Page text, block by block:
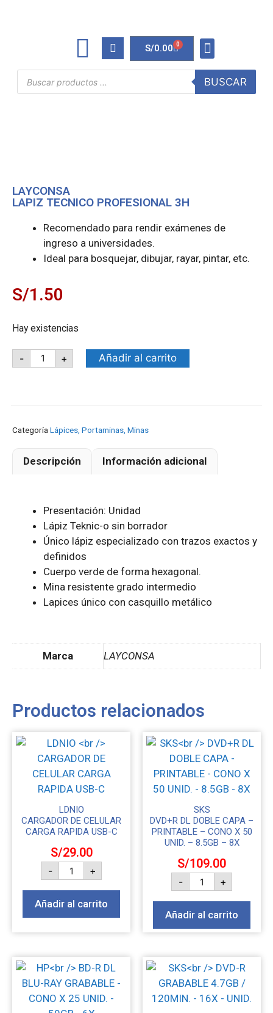
S/0.00 0
BUSCAR
LAYCONSA
LAPIZ TECNICO PROFESIONAL 3H
Recomendado para rendir exámenes de
ingreso a universidades.
Ideal para bosquejar, dibujar, rayar, pintar, etc.
S/1.50
Hay existencias
- + Añadir al carrito
Categoría Lápices, Portaminas, Minas
Descripción Información adicional
Presentación: Unidad
Lápiz Teknic-o sin borrador
Único lápiz especializado con trazos exactos y
definidos
Cuerpo verde de forma hexagonal.
Mina resistente grado intermedio
Lapices único con casquillo metálico
Marca LAYCONSA
Productos relacionados
LDNIO
CARGADOR DE CELULAR
CARGA RAPIDA USB-C
S/29.00
- +
Añadir al carrito
SKS
DVD+R DL DOBLE CAPA –
PRINTABLE – CONO X 50
UNID. – 8.5GB – 8X
S/109.00
- +
Añadir al carrito